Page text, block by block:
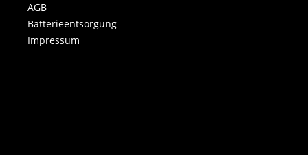
AGB
Batterieentsorgung
Impressum